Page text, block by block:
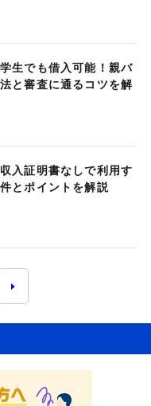
生でも借入可能！親バ
と審査に通るコツを解
入証明書なしで利用す
とポイントを解説